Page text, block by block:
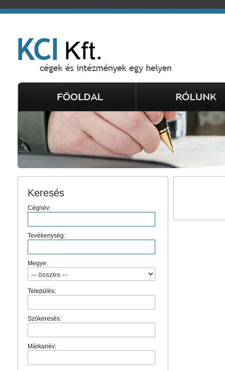
Keresés
Cégnév:
Tevékenység:
Megye:
Település:
Szókeresés:
Márkanév: